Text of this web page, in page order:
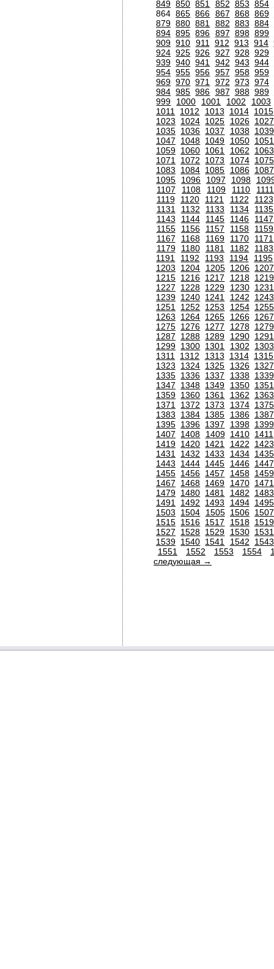
849 850 851 852 853 854
864865 866 867 868 869
879 880 881 882 883 884
894 895 896 897 898 899
909 910 911 912 913 914
924 925 926 927 928 929
939 940 941 942 943 944
954 955 956 957 958 959
969 970 971 972 973 974
984 985 986 987 988 989
999
1000 1001 1002
1003
1011
1012 1013 1014 1015
1023
1024 1025 1026 1027
1035 1036 1037 1038 1039
1047
1048 1049 1050 1051
1059 1060 1061 1062
1063
1071
1072 1073 1074 1075
1083
1084 1085 1086 1087
1095
1096 1097 1098
1107
1108 1109 1110
1111
1119
1120 1121 1122
1123
1131
1132 1133 1134
1135
1143
1144 1145 1146
1147
1155
1156 1157 1158
1159
1167
1168 1169 1170
1171
1179
1180 1181 1182
1183
1191
1192 1193 1194
1195
1203
1204 1205 1206 1207
1215 1216 1217 1218 1219
1227
1228 1229 1230 1231
1239 1240 1241 1242
1243
1251
1252 1253 1254 1255
1263
1264 1265 1266 1267
1275 1276 1277 1278 1279
1287
1288 1289 1290 1291
1299 1300 1301 1302
1303
1311
1312 1313 1314 1315
1323
1324 1325 1326 1327
1335 1336 1337 1338 1339
1347
1348 1349 1350 1351
1359 1360 1361 1362
1363
1371
1372 1373 1374 1375
1383
1384 1385 1386 1387
1395 1396 1397 1398 1399
1407
1408 1409 1410 1411
1419 1420 1421 1422
1423
1431
1432 1433 1434 1435
1443
1444 1445 1446 1447
1455 1456 1457 1458 1459
1467
1468 1469 1470 1471
1479 1480 1481 1482
1483
1491
1492 1493 1494 1495
1503
1504 1505 1506 1507
1515 1516 1517 1518 1519
1527
1528 1529 1530 1531
1539 1540 1541 1542
1543
1551
1552 1553 1554
следующая →